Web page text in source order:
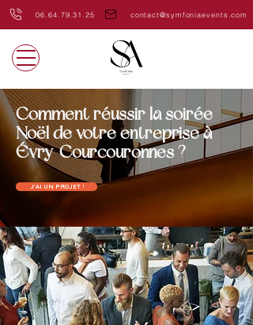
06.64.79.31.25 contact@symfoniaevents.com
Comment réussir la soirée
Noël de votre entreprise à
Évry-Courcouronnes ?
J'AI UN PROJET !